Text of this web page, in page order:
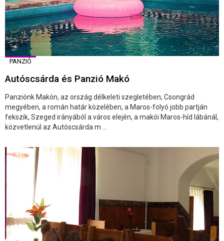
PANZIÓ
Autóscsárda és Panzió Makó
Panziónk Makón, az ország délkeleti szegletében, Csongrád
megyében, a román határ közelében, a Maros-folyó jobb partján
fekszik, Szeged irányából a város elején, a makói Maros-híd lábánál,
közvetlenül az Autóscsárda m ...